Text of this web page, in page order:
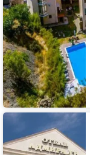
Гостевой
Адмирал